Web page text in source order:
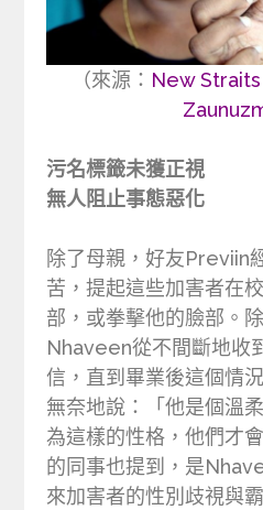
（來源： New
污名標籤未獲正視
無人阻止事態惡化
除了母親，好友Previin
苦，提起這些加害者在
部，或拳擊他的臉部。
Nhaveen從不間斷地收
信，直到畢業後這個情
無奈地說：「他是個溫
為這樣的性格，他們才
的同事也提到，是
來加害者的性別歧視與